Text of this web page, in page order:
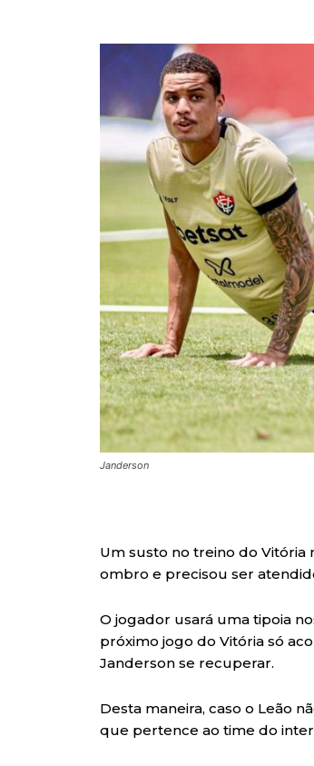
Janderson
Um susto no treino do Vitória
ombro e precisou ser
O jogador usará uma tipoia
próximo jogo do Vitória só
Janderson se recuperar.
Desta maneira, caso o Leão
que pertence ao time do